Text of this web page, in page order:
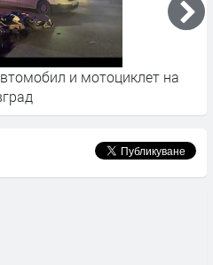
и мотоциклет на